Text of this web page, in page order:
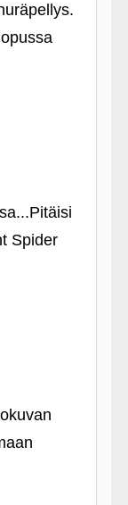
Spider